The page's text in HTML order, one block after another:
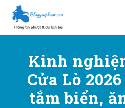
Menu
Skip
main
qua
primary
Hướng
phượt,Kinh
Cửa Lò
tắm biển,